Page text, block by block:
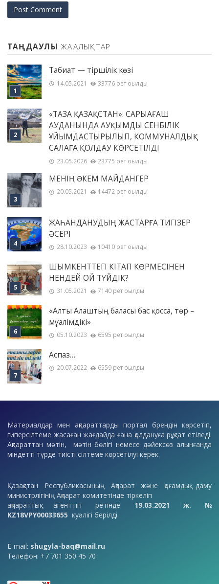
ТАҢДАУЛЫ ЖАҢАЛЫҚТАР
Табиғат — тіршілік көзі
14.05.2021 33776 рет оқылды
«ТАЗА ҚАЗАҚСТАН»: САРЫАҒАШ
АУДАНЫНДА АУҚЫМДЫ СЕНБІЛІК
ҰЙЫМДАСТЫРЫЛЫП, КОММУНАЛДЫҚ
САЛАҒА ҚОЛДАУ КӨРСЕТІЛДІ
23.05.2026 23775 рет оқылды
МЕНІҢ ƏКЕМ МАЙДАНГЕР
20.05.2021 14472 рет оқылды
ЖАҺАНДАНУДЫҢ ЖАСТАРҒА ТИГІЗЕР
ӘСЕРІ
28.10.2023 10410 рет оқылды
ШЫМКЕНТТЕГІ КІТАП КӨРМЕСІНЕН
НЕНДЕЙ ОЙ ТҮЙДІК?
31.05.2021 7140 рет оқылды
«Алты Алаштың баласы бас қосса, төр –
мұғалімдікі»
05.10.2023 6595 рет оқылды
Аспаз…
20.07.2022 6559 рет оқылды
Материалдар мен ақпараттарды портал брендін көрсетіп,
гиперсілтеме жасаған жағдайда ғана қолдануға рұқсат етіледі.
Ақпараттан мәтін, мәтін бөлігі немесе дәйексөз алынғанда
міндетті түрде тиісті сілтеме көрсетілуі керек.
Қазақстан Республикасының Ақпарат және қоғамдық даму
министрлігінің Ақпарат комитетінде тіркеліп
ақпараттық агенттігі ретінде 19.03.2021 ж. №
KZ18VPY00033655 куәлігі берілді.
E-mail: shugyla-baq@mail.ru
Телефон: +7 701 350 45 70